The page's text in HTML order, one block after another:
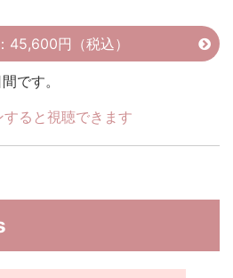
45,600円（税込）
です。
ると視聴できます